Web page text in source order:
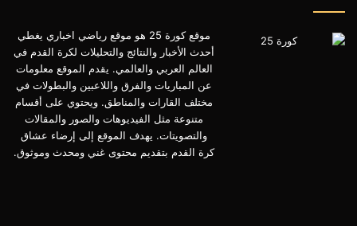
موقع كورة 25 هو موقع رياضي اخباري يغطي
أحدث الأخبار والنتائج والتحليلات لكرة القدم في
العالم العربي والعالمي. يقدم الموقع معلومات
عن المباريات والفرق واللاعبين والبطولات في
مختلف القارات والمناطق. ويحتوي على أقسام
متنوعة مثل الفيديوهات والصور والمقالات
والتصويتات. يهدف الموقع إلى إرضاء عشاق
كرة القدم بتقديم محتوى غني ومحدث وموثوق.